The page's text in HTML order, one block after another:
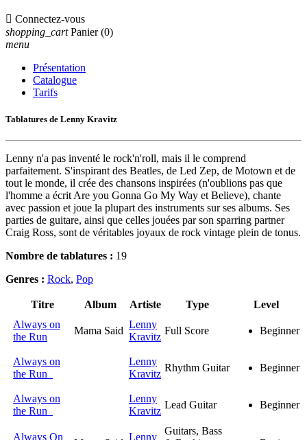
 Connectez-vous
shopping_cart Panier (0)
menu
Présentation
Catalogue
Tarifs
Tablatures de Lenny Kravitz
Lenny n'a pas inventé le rock'n'roll, mais il le comprend
parfaitement. S'inspirant des Beatles, de Led Zep, de Motown et de
tout le monde, il crée des chansons inspirées (n'oublions pas que
l'homme a écrit Are you Gonna Go My Way et Believe), chante
avec passion et joue la plupart des instruments sur ses albums. Ses
parties de guitare, ainsi que celles jouées par son sparring partner
Craig Ross, sont de véritables joyaux de rock vintage plein de tonus.
Nombre de tablatures : 19
Genres : Rock, Pop
Titre Album Artiste Type
Level
Always on
the Run
Mama Said
Lenny
Kravitz
Full Score Beginner
Always on
the Run
Lenny
Kravitz
Rhythm Guitar Beginner
Always on
the Run
Lenny
Kravitz
Lead Guitar Beginner
Always On Lenny
Guitars, Bass